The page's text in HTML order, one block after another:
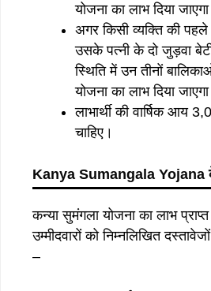
योजना का लाभ दिया
अगर किसी व्यक्ति की
उसके पत्नी के दो जुड़वा
स्थिति में उन तीनों
योजना का लाभ दिया
लाभार्थी की वार्षिक आय
चाहिए।
Kanya Sumangala Yojana
कन्या सुमंगला योजना का लाभ
उम्मीदवारों को निम्नलिखित
–